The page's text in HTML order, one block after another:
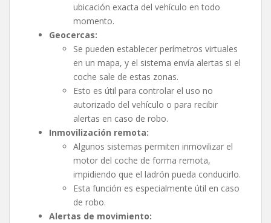
ubicación exacta del vehículo en todo
momento.
Geocercas:
Se pueden establecer perímetros virtuales
en un mapa, y el sistema envía alertas si el
coche sale de estas zonas.
Esto es útil para controlar el uso no
autorizado del vehículo o para recibir
alertas en caso de robo.
Inmovilización remota:
Algunos sistemas permiten inmovilizar el
motor del coche de forma remota,
impidiendo que el ladrón pueda conducirlo.
Esta función es especialmente útil en caso
de robo.
Alertas de movimiento: